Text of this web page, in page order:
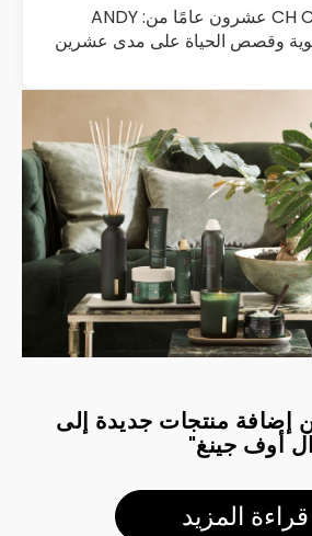
CH Carolina Herrera عشرون عامًا من: ANDY
وقصص الحياة على مدى عشرين
درب، وشاهدة على…اقرأ المزيد
إضافة منتجات جديدة إلى
أوف جينغ"
قراءة المزيد